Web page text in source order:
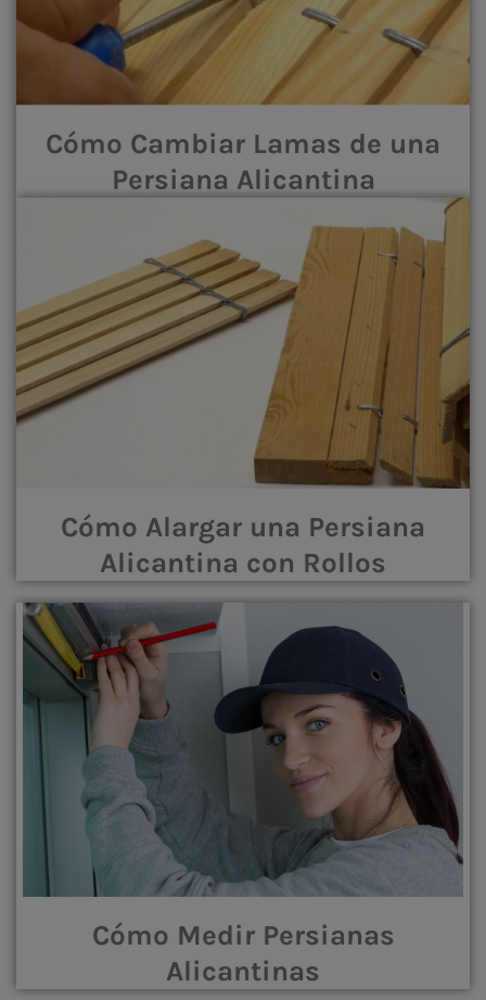
Cómo Cambiar Lamas de una
Persiana Alicantina
Cómo Alargar una Persiana
Alicantina con Rollos
Cómo Medir Persianas
Alicantinas